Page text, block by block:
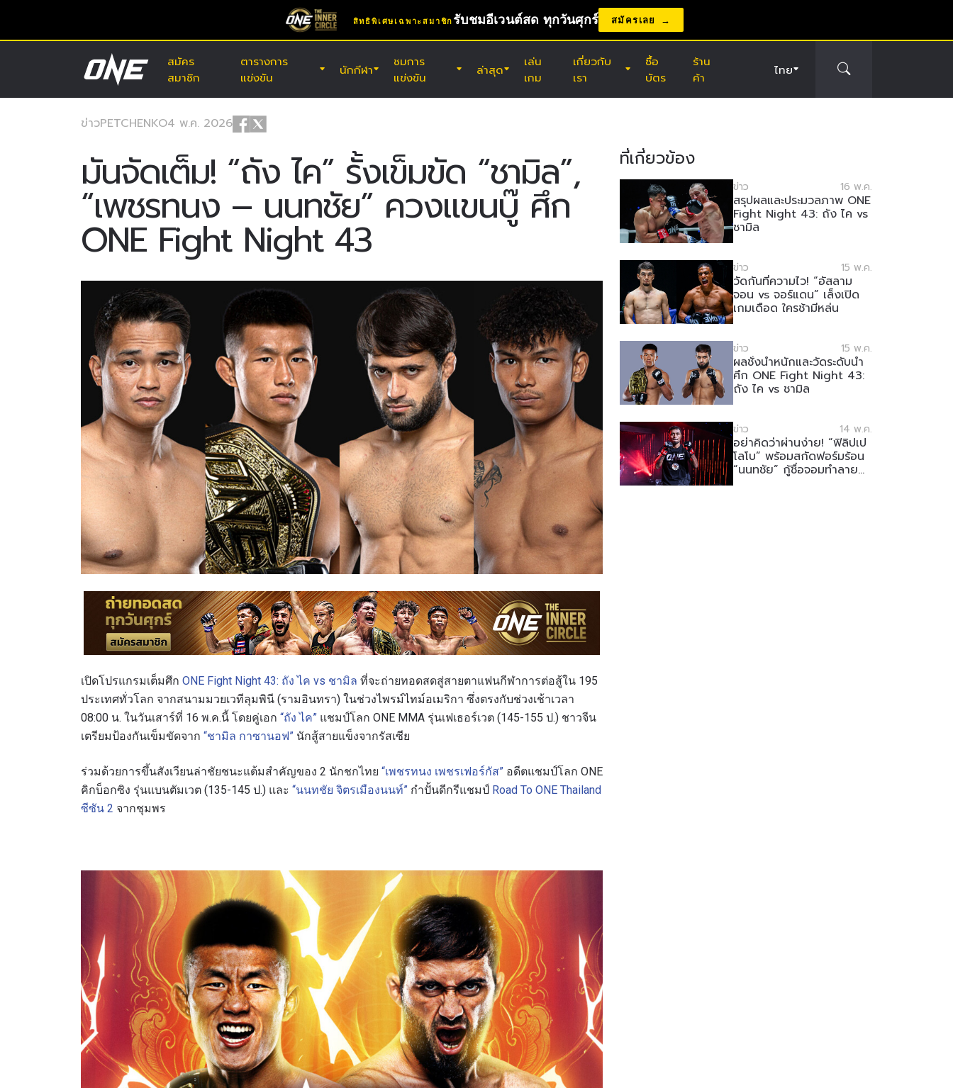
สิทธิพิเศษเฉพาะสมาชิก รับชมอีเวนต์สด ทุกวันศุกร์ สมัครเลย
สมัคร
สมาชิก
ตารางการ
แข่งขัน
(ศ.) 14 ส.ค. 11:30 น. UTC
สนามมวยเวทีลุมพินี, กรุงเทพฯ
ONE ลุมพินี 166 & The Inner Circle
26
นักกีฬา
ชมการ
แข่งขัน
ล่าสุด
เล่น
เกม
เกี่ยวกับ
เรา
ซื้อ
บัตร
ร้าน
ค้า
ไทย
ข่าวPETCHENKO4 พ.ค. 2026
มันจัดเต็ม! “ถัง ไค” รั้งเข็มขัด “ชามิล”,
“เพชรทนง – นนทชัย” ควงแขนบู๊ ศึก
ONE Fight Night 43
เปิดโปรแกรมเต็มศึก ONE Fight Night 43: ถัง ไค vs ชามิล ที่จะถ่ายทอดสดสู่สายตาแฟนกีฬาการต่อสู้ใน 195
ประเทศทั่วโลก จากสนามมวยเวทีลุมพินี (รามอินทรา) ในช่วงไพรม์ไทม์อเมริกา ซึ่งตรงกับช่วงเช้าเวลา
08:00 น. ในวันเสาร์ที่ 16 พ.ค.นี้ โดยคู่เอก “ถัง ไค” แชมป์โลก ONE MMA รุ่นเฟเธอร์เวต (145-155 ป.) ชาวจีน
เตรียมป้องกันเข็มขัดจาก “ชามิล กาซานอฟ” นักสู้สายแข็งจากรัสเซีย
ร่วมด้วยการขึ้นสังเวียนล่าชัยชนะแต้มสำคัญของ 2 นักชกไทย “เพชรทนง เพชรเฟอร์กัส” อดีตแชมป์โลก ONE
คิกบ็อกซิง รุ่นแบนตัมเวต (135-145 ป.) และ “นนทชัย จิตรเมืองนนท์” กำปั้นดีกรีแชมป์ Road To ONE Thailand
ซีซัน 2 จากชุมพร
ที่เกี่ยวข้อง
ข่าว 16 พ.ค.
สรุปผลและประมวลภาพ ONE
Fight Night 43: ถัง ไค vs
ชามิล
ข่าว 15 พ.ค.
วัดกันที่ความไว! “อัสลาม
จอน vs จอร์แดน” เล็งเปิด
เกมเดือด ใครช้ามีหล่น
ข่าว 15 พ.ค.
ผลชั่งน้ำหนักและวัดระดับน้ำ
ศึก ONE Fight Night 43:
ถัง ไค vs ชามิล
ข่าว 14 พ.ค.
อย่าคิดว่าผ่านง่าย! “ฟิลิปเป
โลโบ” พร้อมสกัดฟอร์มร้อน
“นนทชัย” กู้ชื่อจอมทำลาย